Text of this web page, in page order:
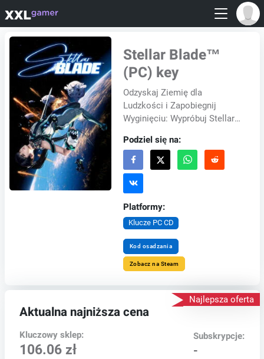
Stellar Blade™
(PC) key
Odzyskaj Ziemię dla
Ludzkości i Zapobiegnij
Wyginięciu: Wypróbuj Stellar
chwaloną przez krytyków
przygodową grę akcji, S...
Podziel się na:
Platformy:
Klucze PC CD
Kod osadzania
Zobacz na Steam
Najlepsza oferta
Aktualna najniższa cena
Kluczowy sklep:
106.06 zł
Subskrypcje:
-